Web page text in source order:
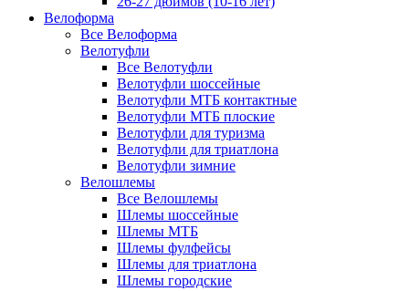
Велоформа
Все Велоформа
Велотуфли
Все Велотуфли
Велотуфли шоссейные
Велотуфли МТБ контактные
Велотуфли МТБ плоские
Велотуфли для туризма
Велотуфли для триатлона
Велотуфли зимние
Велошлемы
Все Велошлемы
Шлемы шоссейные
Шлемы МТБ
Шлемы фулфейсы
Шлемы для триатлона
Шлемы городские